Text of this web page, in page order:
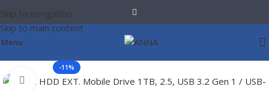
Skip to navigation
Skip to main content
Menu
-11%
Click to enlarge